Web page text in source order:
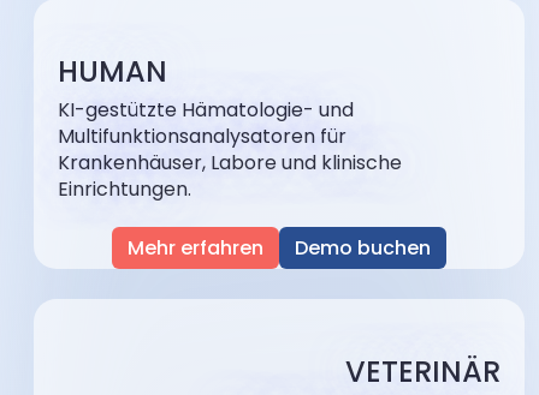
HUMAN
KI-gestützte Hämatologie- und
Multifunktionsanalysatoren für
Krankenhäuser, Labore und klinische
Einrichtungen.
Mehr erfahren Demo buchen
VETERINÄR